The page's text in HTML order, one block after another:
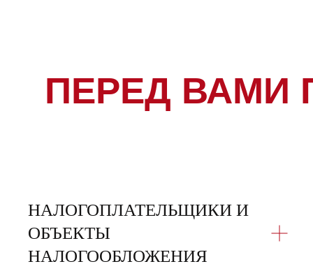
ПЕРЕД ВАМИ
НАЛОГОПЛАТЕЛЬЩИКИ И
ОБЪЕКТЫ
НАЛОГООБЛОЖЕНИЯ